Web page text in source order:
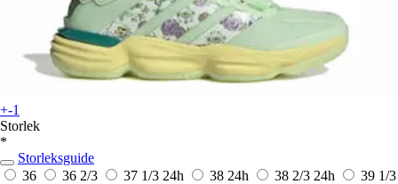
+-1
Storlek
*
Storleksguide
36
36 2/3 37 1/3 24h 38 24h 38 2/3 24h
39 1/3